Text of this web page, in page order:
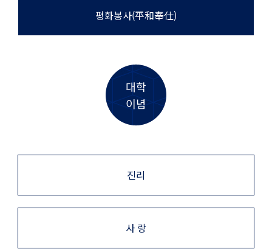
평화봉사(平和奉仕)
대학
이념
진리
사 랑